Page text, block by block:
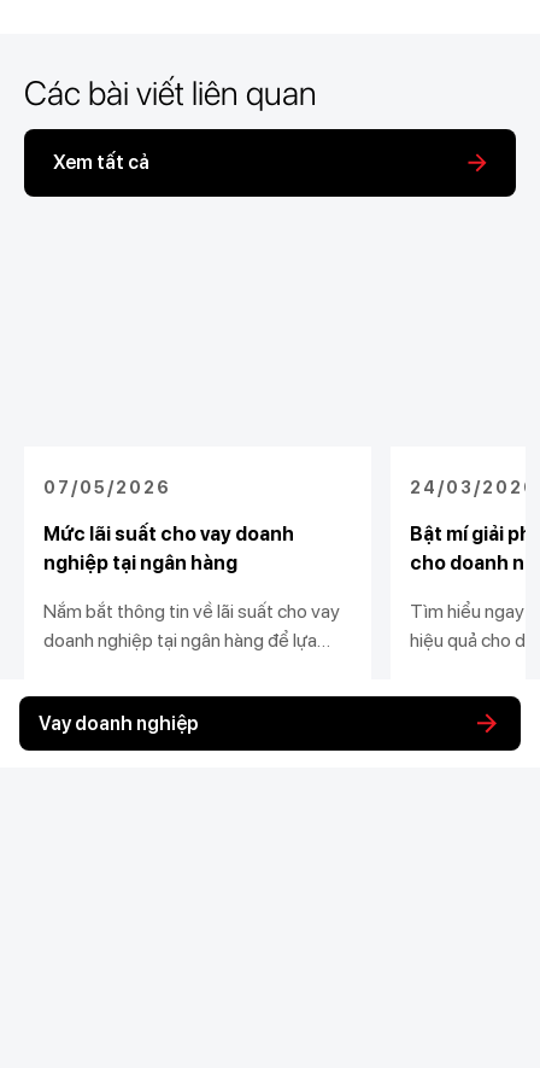
Vay doanh nghiệp
Các bài viết liên quan
Xem tất cả
07/05/2026
Mức lãi suất cho vay doanh
nghiệp tại ngân hàng
Nắm bắt thông tin về lãi suất cho vay
doanh nghiệp tại ngân hàng để lựa
phát triển hoạt động kinh doanh tại bài
viết này.
24/03/2026
Bật mí giải
cho doanh
Tìm hiểu ngay
hiệu quả cho
suất, hạn mức
tục đơn giản.
Xem chi tiết